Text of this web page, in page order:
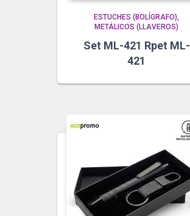
ESTUCHES (BOLÍGRAFO)
METÁLICOS (LLAVEROS)
Set ML-421 Rpet ML-
421